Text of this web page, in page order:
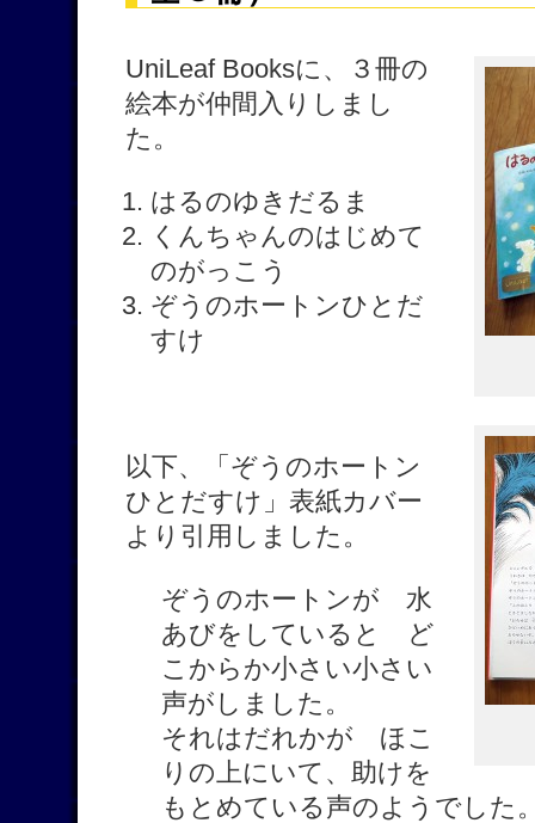
UniLeaf Booksに、３冊の
絵本が仲間入りしまし
た。
はるのゆきだるま
くんちゃんのはじめて
のがっこう
ぞうのホートンひとだ
すけ
以下、「ぞうのホートン
ひとだすけ」表紙カバー
より引用しました。
ぞうのホートンが 水
あびをしていると ど
こからか小さい小さい
声がしました。
それはだれかが ほこ
りの上にいて、助けを
もとめている声のようでした